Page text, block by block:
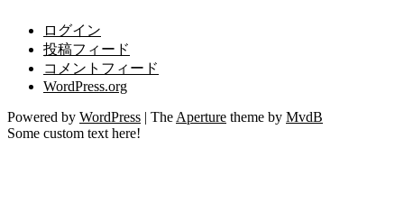
ログイン
投稿フィード
コメントフィード
WordPress.org
Powered by WordPress | The Aperture theme by MvdB
Some custom text here!